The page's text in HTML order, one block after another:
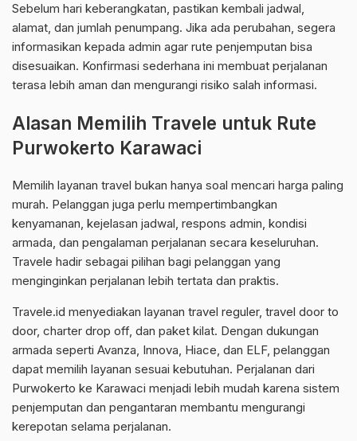
Sebelum hari keberangkatan, pastikan kembali jadwal,
alamat, dan jumlah penumpang. Jika ada perubahan, segera
informasikan kepada admin agar rute penjemputan bisa
disesuaikan. Konfirmasi sederhana ini membuat perjalanan
terasa lebih aman dan mengurangi risiko salah informasi.
Alasan Memilih Travele untuk Rute
Purwokerto Karawaci
Memilih layanan travel bukan hanya soal mencari harga paling
murah. Pelanggan juga perlu mempertimbangkan
kenyamanan, kejelasan jadwal, respons admin, kondisi
armada, dan pengalaman perjalanan secara keseluruhan.
Travele hadir sebagai pilihan bagi pelanggan yang
menginginkan perjalanan lebih tertata dan praktis.
Travele.id menyediakan layanan travel reguler, travel door to
door, charter drop off, dan paket kilat. Dengan dukungan
armada seperti Avanza, Innova, Hiace, dan ELF, pelanggan
dapat memilih layanan sesuai kebutuhan. Perjalanan dari
Purwokerto ke Karawaci menjadi lebih mudah karena sistem
penjemputan dan pengantaran membantu mengurangi
kerepotan selama perjalanan.